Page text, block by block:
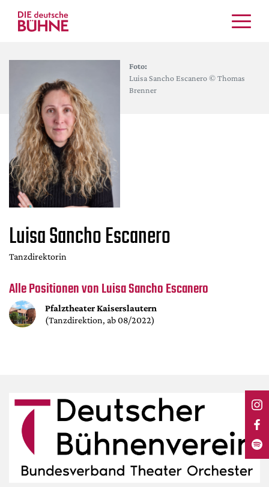
Musiktheater
Tanz
Crossover
Bühnenwelt
Festivals & Veranstaltungen
Menschen & Theater
Themen
Nachrufe
Medientipps
Kalender
Premierensuche
Leseproben
Podcast
Service
Shop / Abo
Newsletter
Foto:
Luisa Sancho Escanero © Thomas
Brenner
Luisa Sancho Escanero
Tanzdirektorin
Alle Positionen von Luisa Sancho Escanero
Pfalztheater Kaiserslautern
(Tanzdirektion, ab 08/2022)